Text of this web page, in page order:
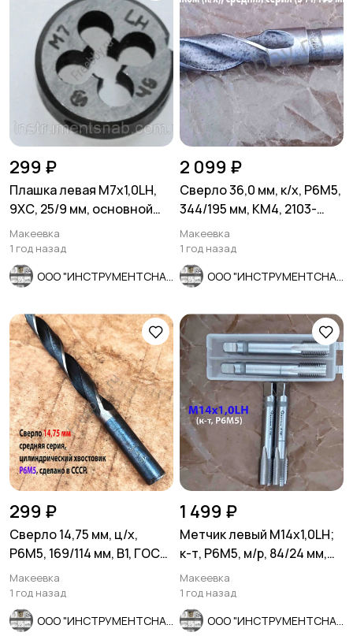
299 ₽
Плашка левая М7х1,0LH,
9ХС, 25/9 мм, основной
шаг, ГОСТ 9740-71.
Макеевка
1 год назад
2 099 ₽
Сверло 36,0 мм, к/х, Р6М5,
344/195 мм, КМ4, 2103-
3696, ГОСТ 10903-77.
Макеевка
1 год назад
299 ₽
Сверло 14,75 мм, ц/х,
Р6М5, 169/114 мм, В1, ГОСТ
10902-77, сделано в СССР
Макеевка
1 год назад
1 499 ₽
Метчик левый М14х1,0LH;
к-т, Р6М5, м/р, 84/24 мм,
ГОСТ 3266-81.
Макеевка
1 год назад